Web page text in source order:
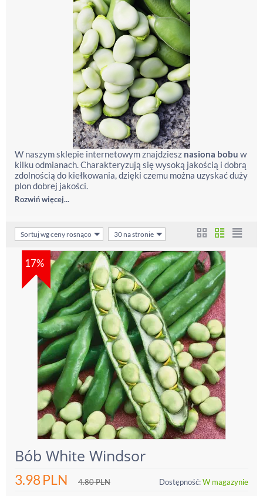
W naszym sklepie internetowym znajdziesz nasiona bobu w
kilku odmianach. Charakteryzują się wysoką jakością i dobrą
zdolnością do kiełkowania, dzięki czemu można uzyskać duży
plon dobrej jakości.
Rozwiń więcej...
Sortuj wg ceny rosnąco 30 na stronie
17%
Bób White Windsor
3.98PLN 4.80PLN Dostępność:W magazynie